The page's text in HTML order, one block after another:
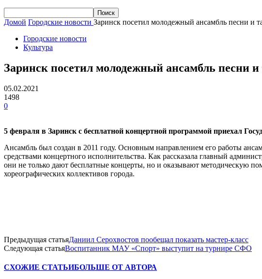
Домой Городские новости Заринск посетил молодежный ансамбль песни и
Городские новости
Культура
Заринск посетил молодежный ансамбль песни
05.02.2021
1498
0
5 февраля в Заринск с бесплатной концертной программой приехал
Ансамбль был создан в 2011 году. Основным направлением его работы
средствами концертного исполнительства. Как рассказала главный
они не только дают бесплатные концерты, но и оказывают методическую
хореографических коллективов города.
Предыдущая статьяДаниил Серохвостов пообещал показать мастер-класс
Следующая статьяВоспитанник МАУ «Спорт» выступит на турнире СФО
СХОЖИЕ СТАТЬИБОЛЬШЕ ОТ АВТОРА